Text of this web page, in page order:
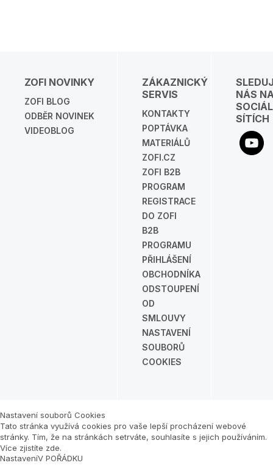
ZOFI NOVINKY
ZOFI BLOG
ODBĚR NOVINEK
VIDEOBLOG
ZÁKAZNICKÝ
SERVIS
KONTAKTY
POPTÁVKA
MATERIÁLŮ
ZOFI.CZ
ZOFI B2B
PROGRAM
REGISTRACE
DO ZOFI
B2B
PROGRAMU
PŘIHLÁŠENÍ
OBCHODNÍKA
ODSTOUPENÍ
OD
SMLOUVY
NASTAVENÍ
SOUBORŮ
COOKIES
NÁS
SÍTÍCH
Nastavení souborů Cookies
Tato stránka využívá cookies pro vaše lepší procházení webové
stránky. Tím, že na stránkách setrváte, souhlasíte s jejich používáním.
Více zjistíte zde.
NastaveníV POŘÁDKU